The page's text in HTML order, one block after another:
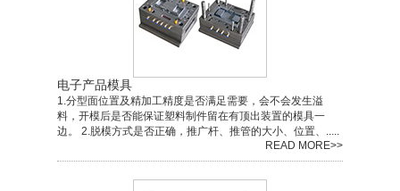
电子产品模具
1.分型面位置及精加工精度是否满足需要，会不会发生溢
料，开模后是否能保证塑料制件留在有顶出装置的模具一
边。 2.脱模方式是否正确，推广杆、推管的大小、位置、.....
READ MORE>>